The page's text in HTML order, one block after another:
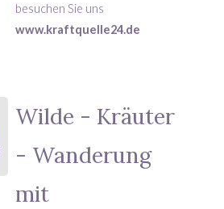
besuchen Sie uns
www.kraftquelle24.de
Wilde - Kräuter
- Wanderung
mit